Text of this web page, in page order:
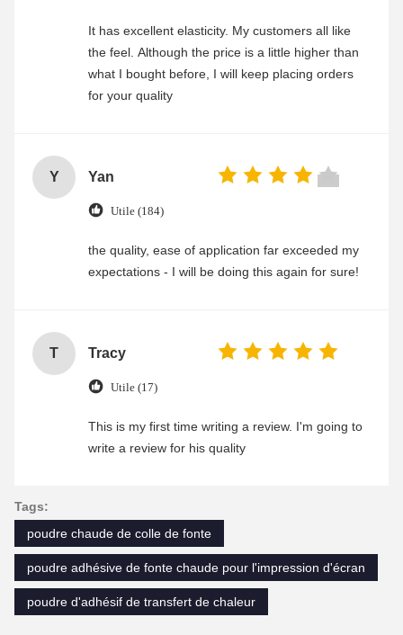
It has excellent elasticity. My customers all like
the feel. Although the price is a little higher than
what I bought before, I will keep placing orders
for your quality
Y Yan
Utile (184)
the quality, ease of application far exceeded my
expectations - I will be doing this again for sure!
T Tracy
Utile (17)
This is my first time writing a review. I'm going to
write a review for his quality
Tags:
poudre chaude de colle de fonte
poudre adhésive de fonte chaude pour l'impression d'écran
poudre d'adhésif de transfert de chaleur